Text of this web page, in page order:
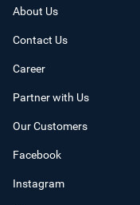
About Us
Contact Us
Career
Partner with Us
Our Customers
Facebook
Instagram